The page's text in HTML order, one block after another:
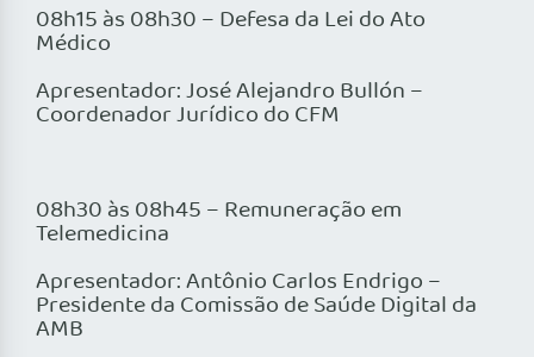
08h15 às 08h30 – Defesa da Lei do Ato
Médico
Apresentador: José Alejandro Bullón –
Coordenador Jurídico do CFM
08h30 às 08h45 – Remuneração em
Telemedicina
Apresentador: Antônio Carlos Endrigo –
Presidente da Comissão de Saúde Digital da
AMB